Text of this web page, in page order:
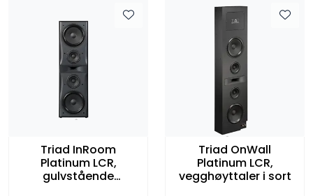
Triad InRoom
Platinum LCR,
gulvstående
Triad OnWall
Platinum LCR,
vegghøyttaler i sort